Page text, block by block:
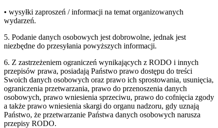
• wysyłki zaproszeń / informacji na temat organizowanych
wydarzeń.
5. Podanie danych osobowych jest dobrowolne, jednak jest
niezbędne do przesyłania powyższych informacji.
6. Z zastrzeżeniem ograniczeń wynikających z RODO i innych
przepisów prawa, posiadają Państwo prawo dostępu do treści
Swoich danych osobowych oraz prawo ich sprostowania, usunięcia,
ograniczenia przetwarzania, prawo do przenoszenia danych
osobowych, prawo wniesienia sprzeciwu, prawo do cofnięcia zgody
a także prawo wniesienia skargi do organu nadzoru, gdy uznają
Państwo, że przetwarzanie Państwa danych osobowych narusza
przepisy RODO.